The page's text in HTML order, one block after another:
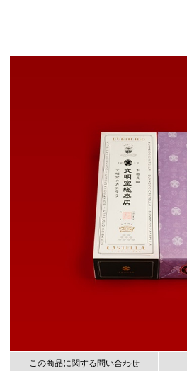
この商品に関する問い合わせ